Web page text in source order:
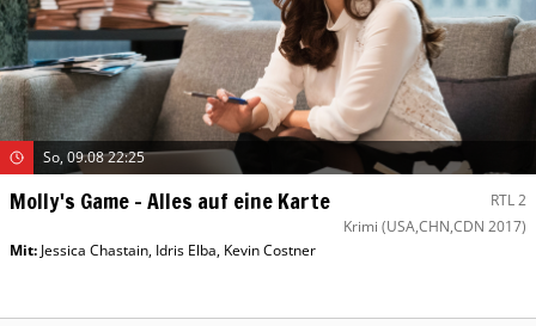
So, 09.08 22:25
Molly's Game – Alles auf eine Karte
RTL 2
Krimi (USA,CHN,CDN 2017)
Mit: Jessica Chastain, Idris Elba, Kevin Costner